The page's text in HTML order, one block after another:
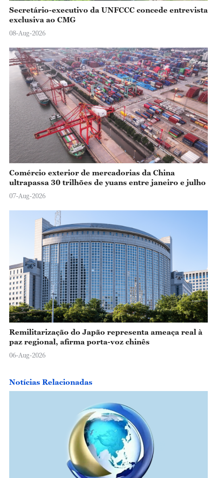
Secretário-executivo da UNFCCC concede entrevista
exclusiva ao CMG
08-Aug-2026
Comércio exterior de mercadorias da China
ultrapassa 30 trilhões de yuans entre janeiro e julho
07-Aug-2026
Remilitarização do Japão representa ameaça real à
paz regional, afirma porta-voz chinês
06-Aug-2026
Notícias Relacionadas